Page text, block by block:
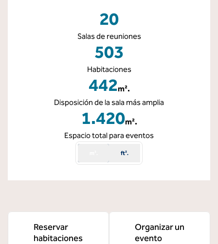
20
Salas de reuniones
503
Habitaciones
442m².
Metros cuadrados
Disposición de la sala más amplia
1.420m².
Metros cuadrados
Espacio total para eventos
ft².
Reservar
habitaciones
Organizar un
evento